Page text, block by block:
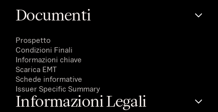
Documenti
Prospetto
Condizioni Finali
Informazioni chiave
Scarica EMT
Schede informative
Issuer Specific Summary
Informazioni Legali